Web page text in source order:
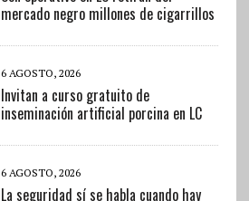
mercado negro millones de cigarrillos
6 AGOSTO, 2026
Invitan a curso gratuito de
inseminación artificial porcina en LC
6 AGOSTO, 2026
La seguridad sí se habla cuando hay